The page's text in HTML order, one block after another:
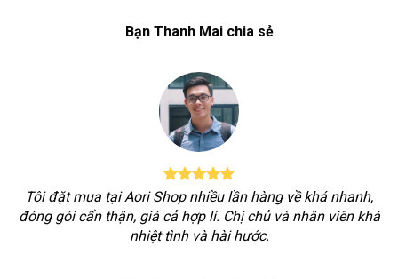
Bạn Thanh Mai chia sẻ
Tôi đặt mua tại Aori Shop nhiều lần hàng về khá nhanh,
đóng gói cẩn thận, giá cả hợp lí. Chị chủ và nhân viên khá
nhiệt tình và hài hước.